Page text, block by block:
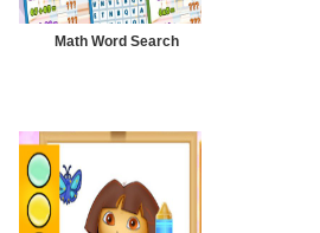
Math Word Search